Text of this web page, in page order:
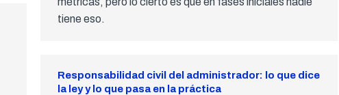
tiene eso.
Responsabilidad civil del administrador: lo que dice
la ley y lo que pasa en la práctica